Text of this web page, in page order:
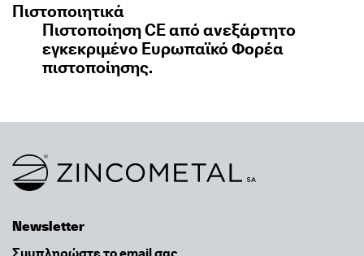
Πιστοποιητικά
Πιστοποίηση CE από ανεξάρτητο
εγκεκριμένο Ευρωπαϊκό Φορέα
πιστοποίησης.
Link to homepage
Newsletter